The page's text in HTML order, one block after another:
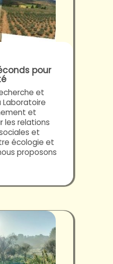
pour
et
Laboratoire
et
les relations
et
écologie et
proposons